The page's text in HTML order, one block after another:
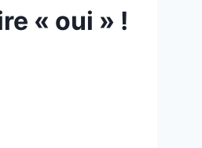
« oui » !